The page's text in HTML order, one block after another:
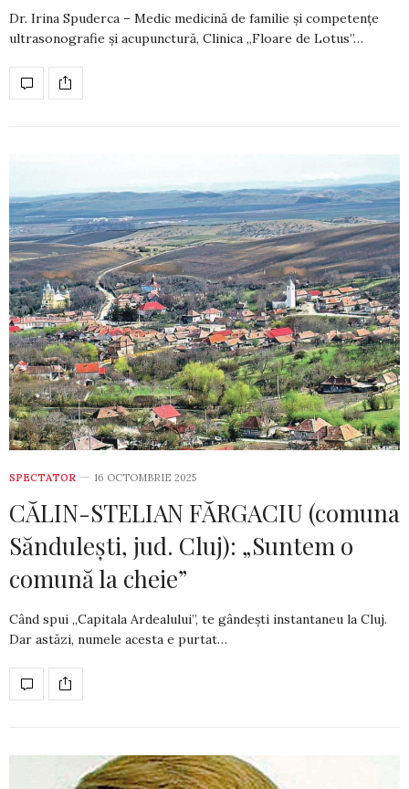
Dr. Irina Spuderca – Medic medicină de familie și competențe
ultrasonografie și acupunctură, Clinica „Floare de Lotus”…
SPECTATOR 16 OCTOMBRIE 2025
CĂLIN-STELIAN FĂRGACIU (comuna
Săndulești, jud. Cluj): „Suntem o
comună la cheie”
Când spui „Capitala Ardealului”, te gândești instantaneu la Cluj.
Dar astăzi, numele acesta e purtat…